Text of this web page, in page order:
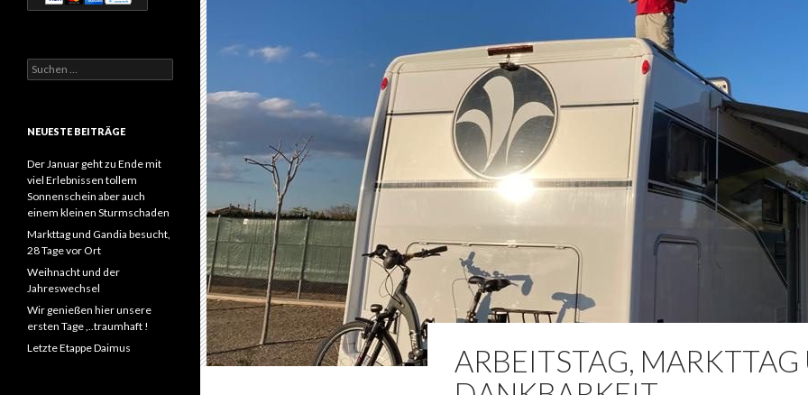
ARBEITSTAG,
Suchen
nach:
NEUESTE BEITRÄGE
Der Januar geht zu Ende mit
viel Erlebnissen tollem
Sonnenschein aber auch
einem kleinen Sturmschaden
Markttag und Gandia besucht,
28 Tage vor Ort
Weihnacht und der
Jahreswechsel
Wir genießen hier unsere
ersten Tage ,..traumhaft !
Letzte Etappe Daimus